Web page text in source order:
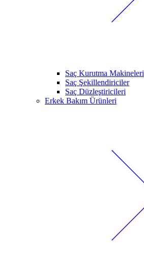
Saç Kurutma Makineleri
Saç Şekillendiriciler
Saç Düzleştiricileri
Erkek Bakım Ürünleri